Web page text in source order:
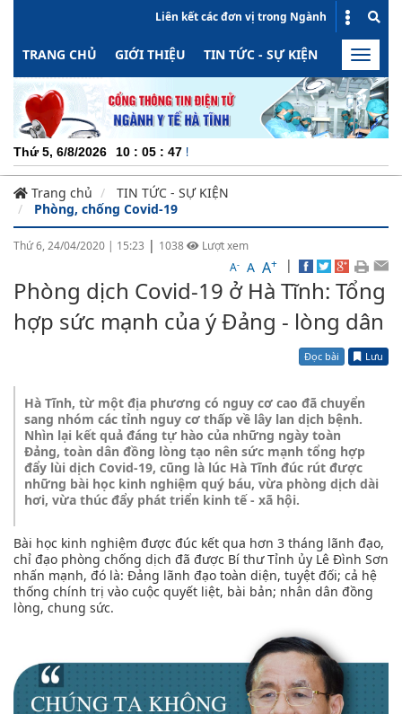
Liên kết các đơn vị trong Ngành
TRANG CHỦ GIỚI THIỆU TIN TỨC - SỰ KIỆN HOẠT
Toggle
Thứ 5, 6/8/2026 10 : 05 : 48
Trang chủ
TIN TỨC - SỰ KIỆN
Phòng, chống Covid-19
Thứ 6, 24/04/2020 | 15:23 | 1038
Lượt xem
A- A A+ |
Phòng dịch Covid-19 ở Hà Tĩnh: Tổng
hợp sức mạnh của ý Đảng - lòng dân
Đọc bài Lưu
Hà Tĩnh, từ một địa phương có nguy cơ cao đã chuyển
sang nhóm các tỉnh nguy cơ thấp về lây lan dịch bệnh.
Nhìn lại kết quả đáng tự hào của những ngày toàn
Đảng, toàn dân đồng lòng tạo nên sức mạnh tổng hợp
đẩy lùi dịch Covid-19, cũng là lúc Hà Tĩnh đúc rút được
những bài học kinh nghiệm quý báu, vừa phòng dịch dài
hơi, vừa thúc đẩy phát triển kinh tế - xã hội.
Bài học kinh nghiệm được đúc kết qua hơn 3 tháng lãnh đạo,
chỉ đạo phòng chống dịch đã được Bí thư Tỉnh ủy Lê Đình Sơn
nhấn mạnh, đó là: Đảng lãnh đạo toàn diện, tuyệt đối; cả hệ
thống chính trị vào cuộc quyết liệt, bài bản; nhân dân đồng
lòng, chung sức.